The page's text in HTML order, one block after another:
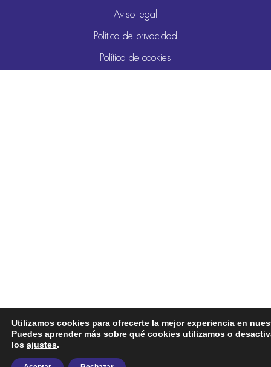
Aviso legal
Política de privacidad
Política de cookies
Utilizamos cookies para ofrecerte la mejor experiencia en
Puedes aprender más sobre qué cookies utilizamos o
los ajustes.